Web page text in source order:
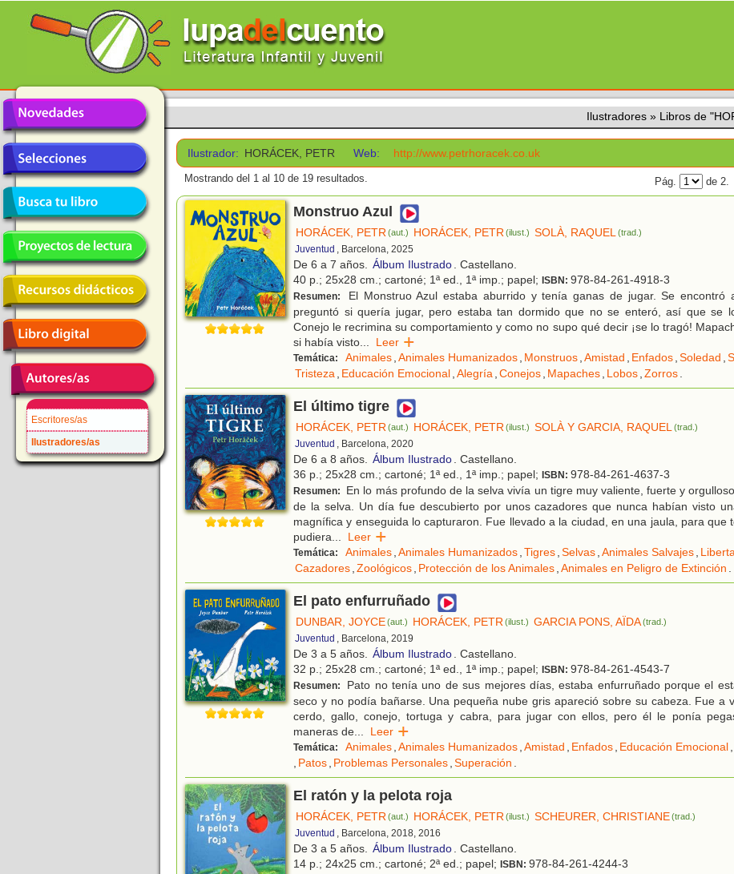
Escritores/as
Ilustradores/as
Ilustradores » Libros de
Ilustrador: HORÁCEK, PETR Web: http://www.petrhoracek.co.uk
Mostrando del 1 al 10 de 19 resultados. Pág. de 2.
Monstruo Azul
HORÁCEK, PETR(aut.) HORÁCEK, PETR(ilust.) SOLÀ, RAQUEL (trad.)
Juventud , Barcelona, 2025
De 6 a 7 años. Álbum Ilustrado. Castellano.
40 p.; 25x28 cm.; cartoné; 1ª ed., 1ª imp.; papel; ISBN: 978-84-261-4918-3
Resumen:
El Monstruo Azul estaba aburrido y tenía ganas de jugar. Se encontró
preguntó si quería jugar, pero estaba tan dormido que no se enteró, así que se
Conejo le recrimina su comportamiento y como no supo qué decir ¡se lo tragó!
si había visto... Leer
Temática: Animales,Animales Humanizados, Monstruos,Amistad , Enfados,Soledad ,
Tristeza, Educación Emocional,Alegría,Conejos, Mapaches, Lobos,Zorros.
El último tigre
HORÁCEK, PETR(aut.) HORÁCEK, PETR(ilust.) SOLÀ Y GARCIA, RAQUEL (trad.)
Juventud , Barcelona, 2020
De 6 a 8 años. Álbum Ilustrado. Castellano.
36 p.; 25x28 cm.; cartoné; 1ª ed., 1ª imp.; papel; ISBN: 978-84-261-4637-3
Resumen:
En lo más profundo de la selva vivía un tigre muy valiente, fuerte y
de la selva. Un día fue descubierto por unos cazadores que nunca habían visto
magnífica y enseguida lo capturaron. Fue llevado a la ciudad, en una jaula, para que
pudiera... Leer
Temática: Animales,Animales Humanizados,Tigres,Selvas,Animales Salvajes,
Cazadores,Zoológicos, Protección de los Animales,Animales en Peligro de Extinción .
El pato enfurruñado
DUNBAR, JOYCE(aut.) HORÁCEK, PETR(ilust.) GARCIA PONS, AÏDA(trad.)
Juventud , Barcelona, 2019
De 3 a 5 años. Álbum Ilustrado. Castellano.
32 p.; 25x28 cm.; cartoné; 1ª ed., 1ª imp.; papel; ISBN: 978-84-261-4543-7
Resumen:
Pato no tenía uno de sus mejores días, estaba enfurruñado porque el
seco y no podía bañarse. Una pequeña nube gris apareció sobre su cabeza. Fue a
cerdo, gallo, conejo, tortuga y cabra, para jugar con ellos, pero él le ponía
maneras de... Leer
Temática: Animales,Animales Humanizados,Amistad , Enfados, Educación Emocional,
, Patos, Problemas Personales,Superación .
El ratón y la pelota roja
HORÁCEK, PETR(aut.) HORÁCEK, PETR(ilust.) SCHEURER, CHRISTIANE (trad.)
Juventud , Barcelona, 2018, 2016
De 3 a 5 años. Álbum Ilustrado. Castellano.
14 p.; 24x25 cm.; cartoné; 2ª ed.; papel; ISBN: 978-84-261-4244-3